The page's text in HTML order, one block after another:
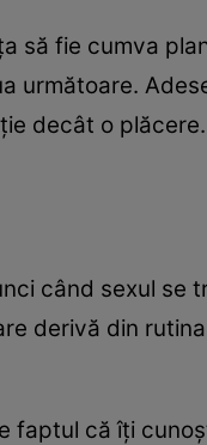
să fie cumva
următoare.
decât o
când sexul se
derivă din
faptul că îţi